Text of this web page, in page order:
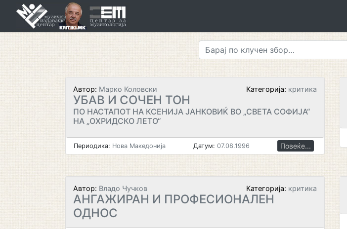
Автор: Марко Коловски Категорија: критика
УБАВ И СОЧЕН ТОН
ПО НАСТАПОТ НА КСЕНИЈА ЈАНКОВИЌ ВО „СВЕТА СОФИЈА“
НА „ОХРИДСКО ЛЕТО“
Периодика: Нова Македонија Датум: 07.08.1996 Повеќе...
Автор: Владо Чучков Категорија: критика
АНГАЖИРАН И ПРОФЕСИОНАЛЕН
ОДНОС